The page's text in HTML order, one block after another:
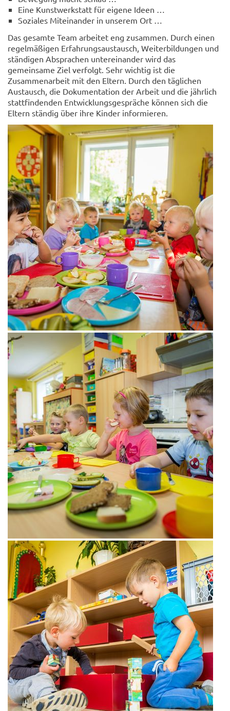
Eine Kunstwerkstatt für eigene Ideen …
Soziales Miteinander in unserem Ort …
Das gesamte Team arbeitet eng zusammen. Durch einen
regelmäßigen Erfahrungsaustausch, Weiterbildungen und
ständigen Absprachen untereinander wird das
gemeinsame Ziel verfolgt. Sehr wichtig ist die
Zusammenarbeit mit den Eltern. Durch den täglichen
Austausch, die Dokumentation der Arbeit und die jährlich
stattfindenden Entwicklungsgespräche können sich die
Eltern ständig über ihre Kinder informieren.